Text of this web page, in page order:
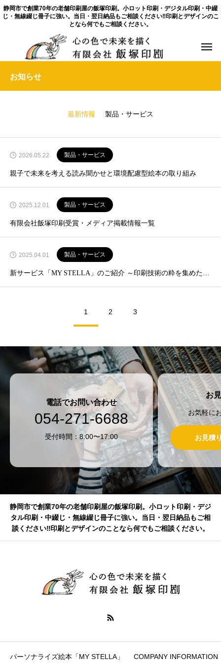
静岡市で創業70年の老舗印刷屋の飯塚印刷。小ロット印刷・デジタル印刷・中綴
じ・無線綴じ冊子に強い。当日・翌日納品もご相談ください‼印刷とデザインのこ
となら何でもご相談ください。
お知らせ
最新情報 製品・サービス
2026.05.22 製品・サービス
親子で未来を考える読み聞かせと環境配慮型絵本の取り組み
2025.12.01 製品・サービス
有限会社飯塚印刷受賞・メディア掲載情報一覧
2025.04.01 製品・サービス
新サービス「MY STELLA」のご紹介 ～印刷技術の粋を集めた、世界でたった一冊のパーソナライズ絵本～
1 2 3
電話でお問い合わせ
054-271-6688
受付時間：8:00〜17:00
お
お気軽に
お見積
静岡市で創業70年の老舗印刷屋の飯塚印刷。小ロット印刷・デジ
タル印刷・中綴じ・無線綴じ冊子に強い。当日・翌日納品もご相
談ください‼印刷とデザインのことなら何でもご相談ください。
パーソナライズ絵本「MY STELLA」 COMPANY INFORMATION